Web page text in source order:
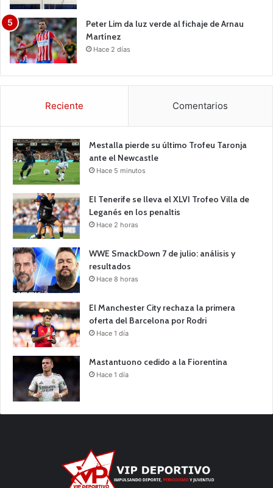
Peter Lim da luz verde al fichaje de Arnau
Martínez
Hace 2 días
Reciente Comentarios
Mestalla pierde su último Trofeu Taronja
ante el Newcastle
Hace 5 minutos
El Tenerife se lleva el XLVI Trofeo Villa de
Leganés en los penaltis
Hace 2 horas
WWE SmackDown 7 de julio: análisis y
resultados
Hace 8 horas
El Manchester City rechaza la primera
oferta del Barcelona por Rodri
Hace 1 día
Mastantuono cedido a la Fiorentina
Hace 1 día